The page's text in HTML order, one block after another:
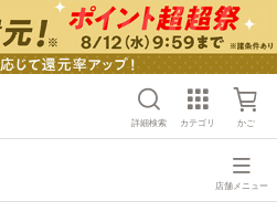
詳細検索 カテゴリ かご
店舗メニュー